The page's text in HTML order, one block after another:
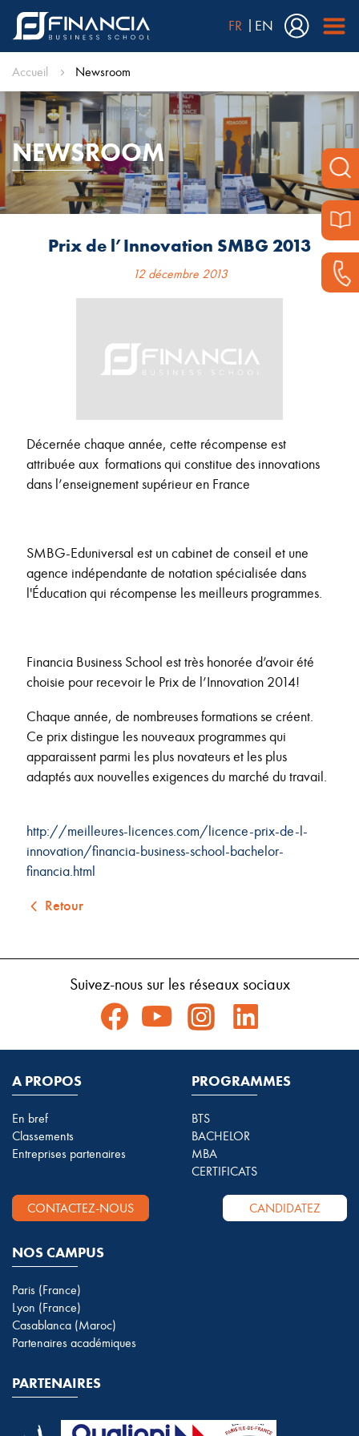
FR EN
Accueil Newsroom
NEWSROOM
Prix de l’Innovation SMBG 2013
12 décembre 2013
Décernée chaque année, cette récompense est
attribuée aux formations qui constitue des innovations
dans l’enseignement supérieur en France
SMBG-Eduniversal est un cabinet de conseil et une
agence indépendante de notation spécialisée dans
l'Éducation qui récompense les meilleurs programmes.
Financia Business School est très honorée d’avoir été
choisie pour recevoir le Prix de l’Innovation 2014!
Chaque année, de nombreuses formations se créent.
Ce prix distingue les nouveaux programmes qui
apparaissent parmi les plus novateurs et les plus
adaptés aux nouvelles exigences du marché du travail.
http://meilleures-licences.com/licence-prix-de-l-
innovation/financia-business-school-bachelor-
financia.html
Retour
Suivez-nous sur les réseaux sociaux
A PROPOS
En bref
Classements
Entreprises partenaires
PROGRAMMES
BTS
BACHELOR
MBA
CERTIFICATS
CONTACTEZ-NOUS CANDIDATEZ
NOS CAMPUS
Paris (France)
Lyon (France)
Casablanca (Maroc)
Partenaires académiques
PARTENAIRES